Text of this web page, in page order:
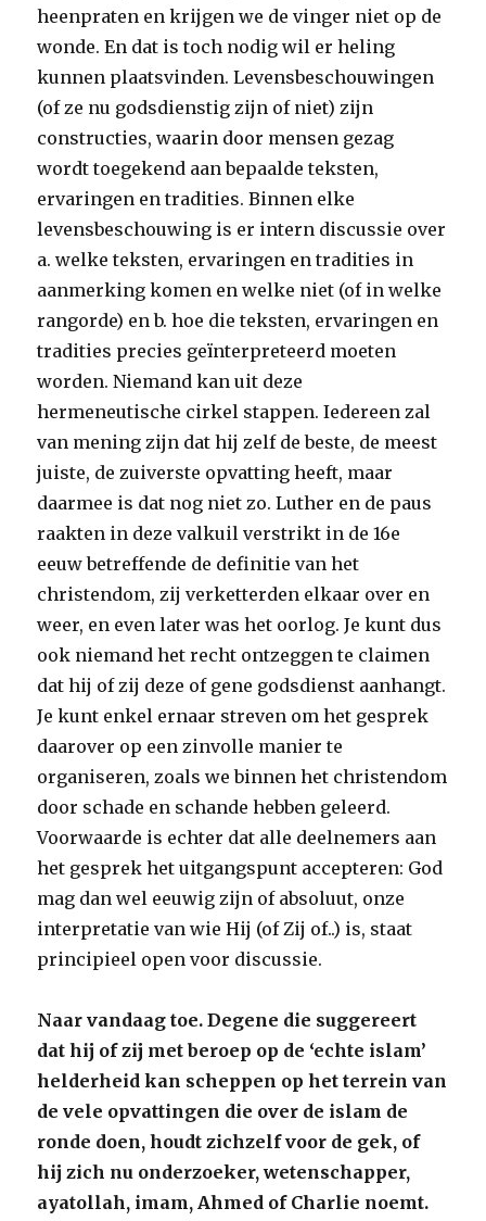
heenpraten en krijgen we de vinger niet op de
wonde. En dat is toch nodig wil er heling
kunnen plaatsvinden. Levensbeschouwingen
(of ze nu godsdienstig zijn of niet) zijn
constructies, waarin door mensen gezag
wordt toegekend aan bepaalde teksten,
ervaringen en tradities. Binnen elke
levensbeschouwing is er intern discussie over
a. welke teksten, ervaringen en tradities in
aanmerking komen en welke niet (of in welke
rangorde) en b. hoe die teksten, ervaringen en
tradities precies geïnterpreteerd moeten
worden. Niemand kan uit deze
hermeneutische cirkel stappen. Iedereen zal
van mening zijn dat hij zelf de beste, de meest
juiste, de zuiverste opvatting heeft, maar
daarmee is dat nog niet zo. Luther en de paus
raakten in deze valkuil verstrikt in de 16e
eeuw betreffende de definitie van het
christendom, zij verketterden elkaar over en
weer, en even later was het oorlog. Je kunt dus
ook niemand het recht ontzeggen te claimen
dat hij of zij deze of gene godsdienst aanhangt.
Je kunt enkel ernaar streven om het gesprek
daarover op een zinvolle manier te
organiseren, zoals we binnen het christendom
door schade en schande hebben geleerd.
Voorwaarde is echter dat alle deelnemers aan
het gesprek het uitgangspunt accepteren: God
mag dan wel eeuwig zijn of absoluut, onze
interpretatie van wie Hij (of Zij of..) is, staat
principieel open voor discussie.
Naar vandaag toe. Degene die suggereert
dat hij of zij met beroep op de ‘echte islam’
helderheid kan scheppen op het terrein van
de vele opvattingen die over de islam de
ronde doen, houdt zichzelf voor de gek, of
hij zich nu onderzoeker, wetenschapper,
ayatollah, imam, Ahmed of Charlie noemt.